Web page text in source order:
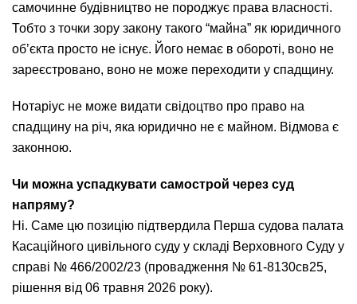
самочинне будівництво не породжує права власності.
Тобто з точки зору закону такого “майна” як юридичного
об’єкта просто не існує. Його немає в обороті, воно не
зареєстровано, воно не може переходити у спадщину.
Нотаріус не може видати свідоцтво про право на
спадщину на річ, яка юридично не є майном. Відмова є
законною.
Чи можна успадкувати самострой через суд
напряму?
Ні. Саме цю позицію підтвердила Перша судова палата
Касаційного цивільного суду у складі Верховного Суду у
справі № 466/2002/23 (провадження № 61-8130св25,
рішення від 06 травня 2026 року).